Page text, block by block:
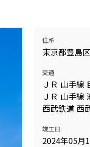
コンシェルジュ付き
ブランドマンション
住所
東京都豊島
交通
ＪＲ 山手線
ＪＲ 山手線
西武鉄道 西
竣工日
2024年05月